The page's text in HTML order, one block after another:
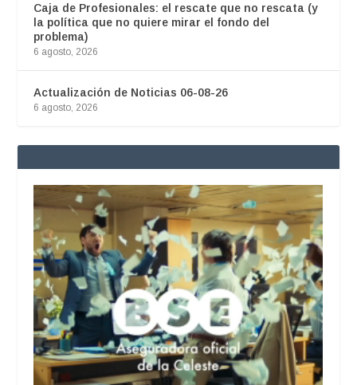
Caja de Profesionales: el rescate que no rescata (y
la política que no quiere mirar el fondo del
problema)
6 agosto, 2026
Actualización de Noticias 06-08-26
6 agosto, 2026